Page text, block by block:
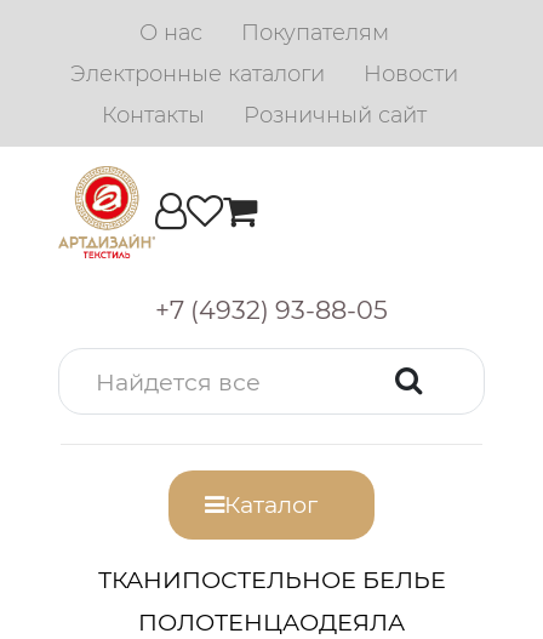
О нас
Покупателям
Электронные каталоги
Новости
Контакты
Розничный сайт
+7 (4932) 93-88-05
Каталог
ТКАНИПОСТЕЛЬНОЕ БЕЛЬЕ
ПОЛОТЕНЦАОДЕЯЛА